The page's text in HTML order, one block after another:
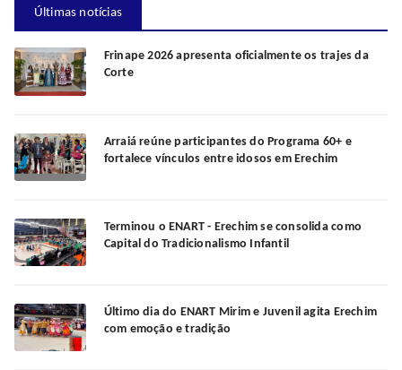
Últimas notícias
Frinape 2026 apresenta oficialmente os trajes da
Corte
Arraiá reúne participantes do Programa 60+ e
fortalece vínculos entre idosos em Erechim
Terminou o ENART - Erechim se consolida como
Capital do Tradicionalismo Infantil
Último dia do ENART Mirim e Juvenil agita Erechim
com emoção e tradição